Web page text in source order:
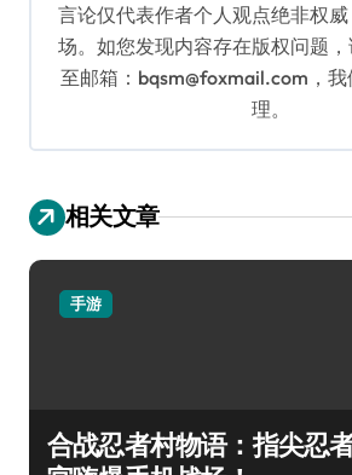
言论仅代表作者个人观点绝非权
场。如您发现内容存在版权问题
至邮箱：bqsm@foxmail.com，
理。
相关文章
手游
合战忍者村物语：指尖忍